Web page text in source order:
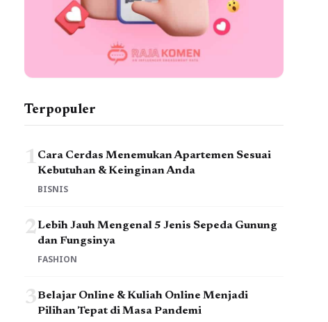
Terpopuler
1 Cara Cerdas Menemukan Apartemen Sesuai
Kebutuhan & Keinginan Anda
BISNIS
2Lebih Jauh Mengenal 5 Jenis Sepeda Gunung
dan Fungsinya
FASHION
3Belajar Online & Kuliah Online Menjadi
Pilihan Tepat di Masa Pandemi